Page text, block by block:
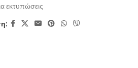
εκτυπώσεις